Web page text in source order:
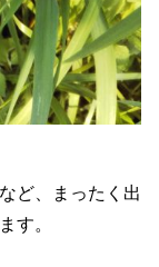
ど、まったく出
す。